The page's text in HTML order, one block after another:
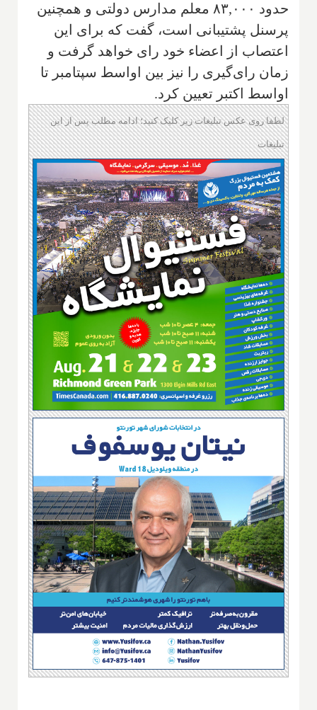
حدود ۸۳,۰۰۰ معلم مدارس دولتی و همچنین
پرسنل پشتیبانی است، گفت که برای این
اعتصاب از اعضاء خود رای خواهد گرفت و
زمان رای‌گیری را نیز بین اواسط سپتامبر تا
اواسط اکتبر تعیین کرد.
لطفا روی عکس تبلیغات زیر کلیک کنید؛ ادامه مطلب پس از این
تبلیغات